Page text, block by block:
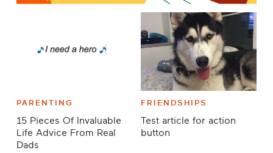
PARENTING
15 Pieces Of Invaluable
Life Advice From Real
Dads
FRIENDSHIPS
Test article for action
button